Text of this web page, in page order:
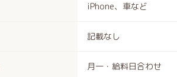
iPhone、車など
記載なし
月一・給料日合わせ